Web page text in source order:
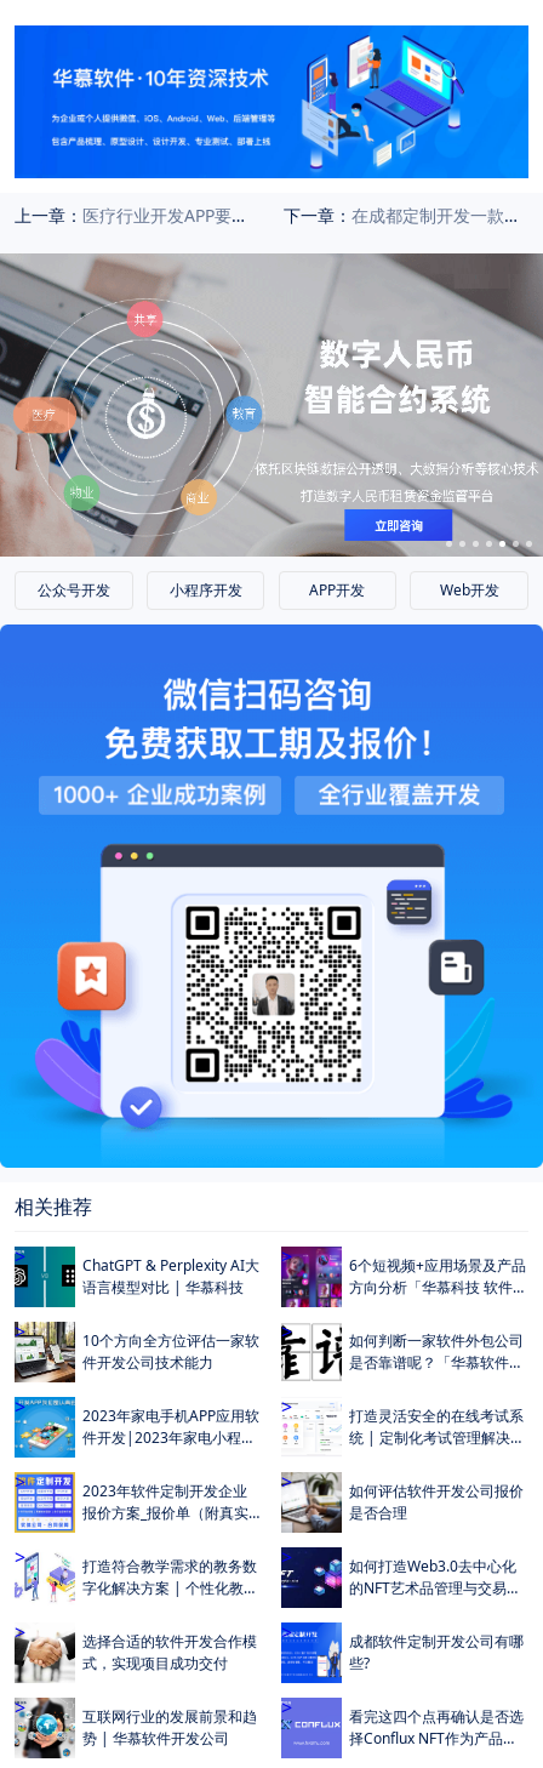
上一章： 医疗行业开发APP要多少钱？ 下一章： 在成都定制开发一款教育软件大概需要多少钱？
公众号开发 小程序开发 APP开发 Web开发
相关推荐
>
ChatGPT & Perplexity AI大
语言模型对比 | 华慕科技
>
6个短视频+应用场景及产品
方向分析「华慕科技 软件开
>
10个方向全方位评估一家软
件开发公司技术能力
>
如何判断一家软件外包公司
是否靠谱呢？「华慕软件定
>
2023年家电手机APP应用软
件开发|2023年家电小程序
>
打造灵活安全的在线考试系
统 | 定制化考试管理解决方
>
2023年软件定制开发企业
报价方案_报价单（附真实
>
如何评估软件开发公司报价
是否合理
>
打造符合教学需求的教务数
字化解决方案 | 个性化教学
>
如何打造Web3.0去中心化
的NFT艺术品管理与交易系
>
选择合适的软件开发合作模
式，实现项目成功交付
>
成都软件定制开发公司有哪
些?
>
互联网行业的发展前景和趋
势 | 华慕软件开发公司
>
看完这四个点再确认是否选
择Conflux NFT作为产品上